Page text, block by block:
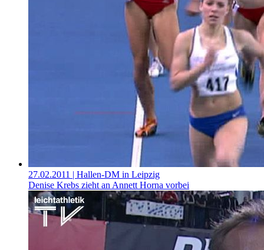
27.02.2011 | Hallen-DM in Leipzig
Denise Krebs zieht an Annett Horna vorbei